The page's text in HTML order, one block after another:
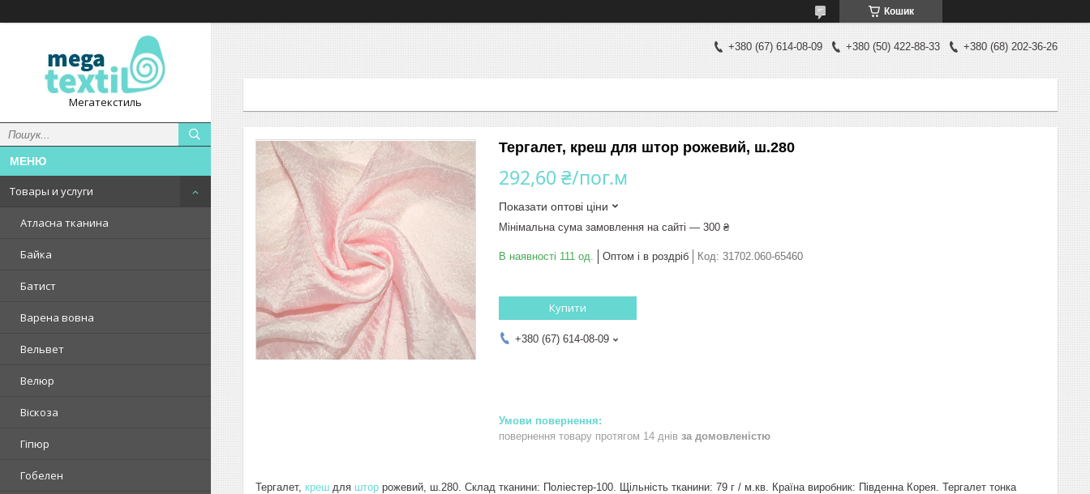
Кошик
Мегатекстиль
Товары и услуги
Атласна тканина
Байка
Батист
Варена вовна
Вельвет
Велюр
Віскоза
Гіпюр
Гобелен
+380 (67) 614-08-09 +380 (50) 422-88-33 +380 (68) 202-36-26
Тергалет, креш для штор рожевий, ш.280
292,60 ₴/пог.м
Показати оптові ціни
Мінімальна сума замовлення на сайті — 300 ₴
В наявності 111 од. Оптом і в роздріб Код: 31702.060-65460
Купити
+380 (67) 614-08-09
повернення товару протягом 14 днів за домовленістю
Тергалет, креш для штор рожевий, ш.280. Склад тканини: Поліестер-100. Щільність тканини: 79 г / м.кв. Країна виробник: Південна Корея. Тергалет тонка